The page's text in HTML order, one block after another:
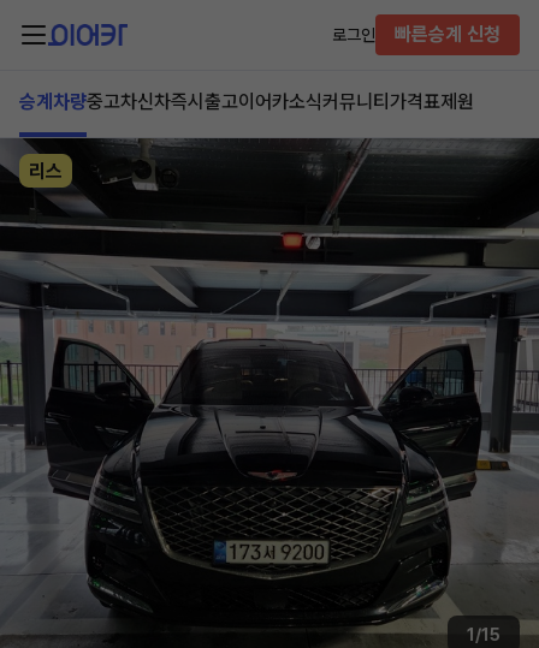
로그인 빠른승계 신청
승계차량중고차신차즉시출고이어카소식커뮤니티 가격표제원
리스
1/15